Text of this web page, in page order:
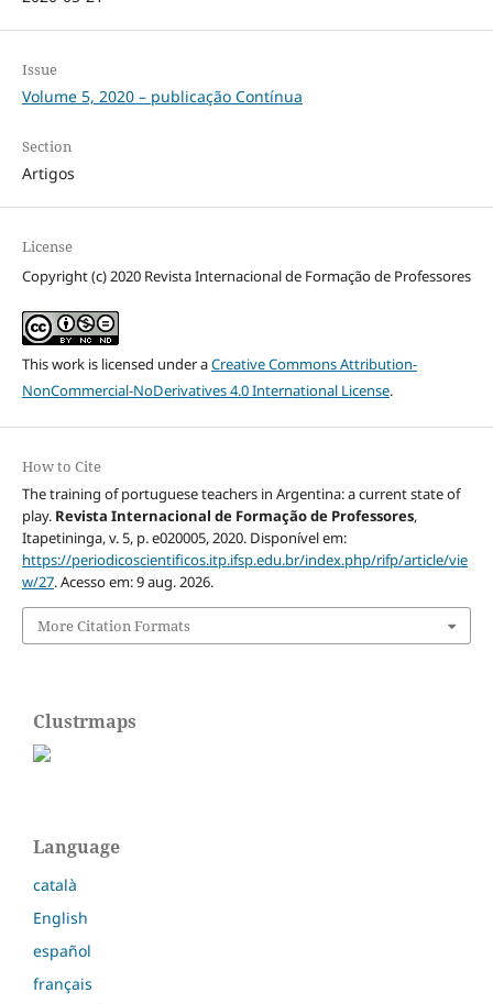
Issue
Volume 5, 2020 – publicação Contínua
Section
Artigos
License
Copyright (c) 2020 Revista Internacional de Formação de Professores
This work is licensed under aCreative Commons Attribution-
NonCommercial-NoDerivatives 4.0 International License.
How to Cite
The training of portuguese teachers in Argentina: a current state of
play. Revista Internacional de Formação de Professores,
Itapetininga, v. 5, p. e020005, 2020. Disponível em:
https://periodicoscientificos.itp.ifsp.edu.br/index.php/rifp/article/vie
w/27. Acesso em: 9 aug. 2026.
More Citation Formats
Clustrmaps
Language
català
English
español
français